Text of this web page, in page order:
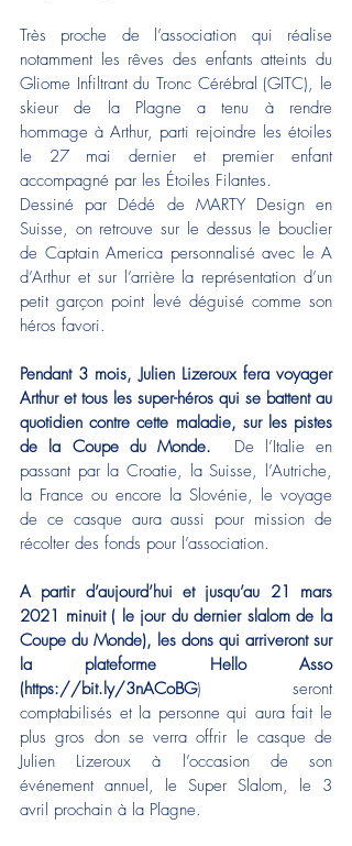
Très proche de l’association qui réalise
notamment les rêves des enfants atteints du
Gliome Infiltrant du Tronc Cérébral (GITC), le
skieur de la Plagne a tenu à rendre
hommage à Arthur, parti rejoindre les étoiles
le 27 mai dernier et premier enfant
accompagné par les Étoiles Filantes.
Dessiné par Dédé de MARTY Design en
Suisse, on retrouve sur le dessus le bouclier
de Captain America personnalisé avec le A
d’Arthur et sur l’arrière la représentation d’un
petit garçon point levé déguisé comme son
héros favori.
Pendant 3 mois, Julien Lizeroux fera voyager
Arthur et tous les super-héros qui se battent au
quotidien contre cette maladie, sur les pistes
de la Coupe du Monde. De l’Italie en
passant par la Croatie, la Suisse, l’Autriche,
la France ou encore la Slovénie, le voyage
de ce casque aura aussi pour mission de
récolter des fonds pour l’association.
A partir d’aujourd’hui et jusqu’au 21 mars
2021 minuit ( le jour du dernier slalom de la
Coupe du Monde), les dons qui arriveront sur
la plateforme Hello Asso
(https://bit.ly/3nACoBG) seront
comptabilisés et la personne qui aura fait le
plus gros don se verra offrir le casque de
Julien Lizeroux à l’occasion de son
événement annuel, le Super Slalom, le 3
avril prochain à la Plagne.